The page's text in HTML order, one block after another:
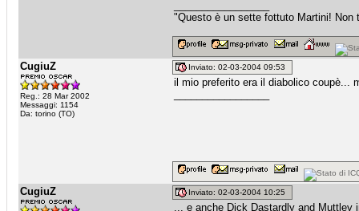
"Questo è un sette fottuto Martini! Non
CugiuZ
Reg.: 28 Mar 2002
Messaggi: 1154
Da: torino (TO)
Inviato: 02-03-2004 09:53
il mio preferito era il diabolico coupè...
CugiuZ Inviato: 02-03-2004 10:25
... e anche Dick Dastardly and